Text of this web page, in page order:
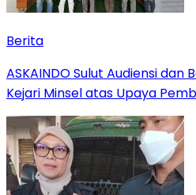
Berita
ASKAINDO Sulut Audiensi dan
Kejari Minsel atas Upaya